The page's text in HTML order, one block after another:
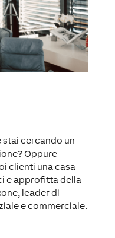
stai cercando un
Oppure
clienti una casa
e approfitta della
leader di
e commerciale.